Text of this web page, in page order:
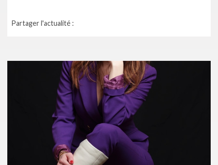
Partager l'actualité :